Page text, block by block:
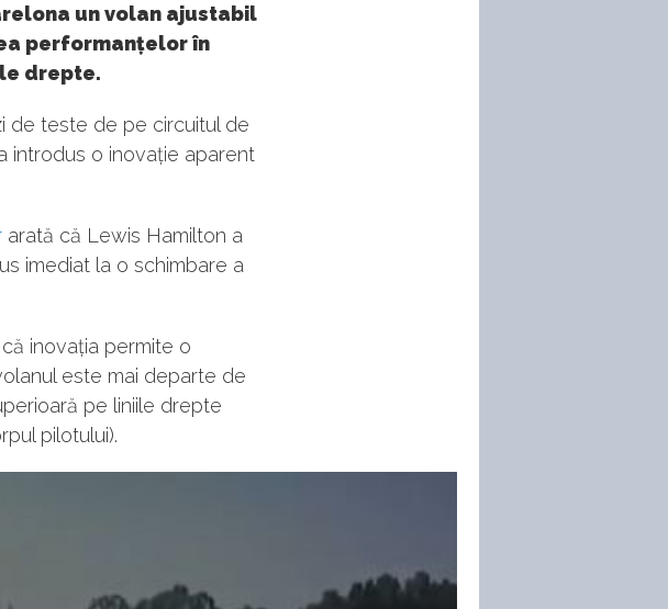
un volan ajustabil
performanțelor în
drepte.
de teste de pe circuitul de
introdus o inovație aparent
arată că Lewis Hamilton a
imediat la o schimbare a
inovația permite o
este mai departe de
pe liniile drepte
pilotului).